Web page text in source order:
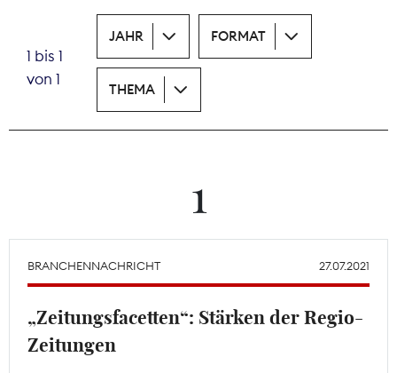
Theodor-Wolff-Preis
1 bis 1
von 1
JAHR FORMAT
THEMA
1
BRANCHENNACHRICHT 27.07.2021
„Zeitungsfacetten“: Stärken der Regio-
Zeitungen